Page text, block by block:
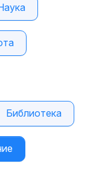
Библиотека